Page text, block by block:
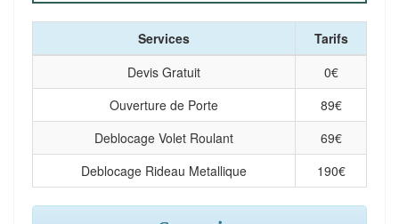
Services
Tarifs
Devis Gratuit
0€
Ouverture de Porte
89€
Deblocage Volet Roulant
69€
Deblocage Rideau Metallique
190€